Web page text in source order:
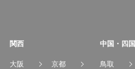
関西
大阪
京都
中国・四国
鳥取